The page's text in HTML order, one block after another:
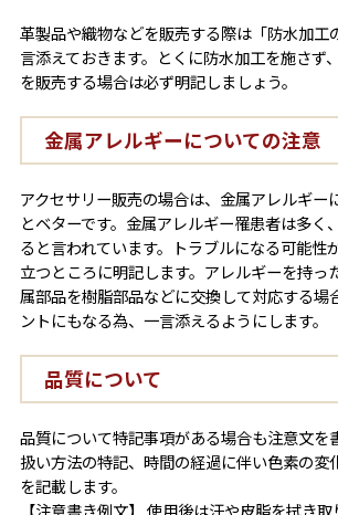
革製品や織物などを販売する際は「防水加工
言添えておきます。とくに防水加工を施さず
を販売する場合は必ず明記しましょう。
金属アレルギーについての注意
アクセサリー販売の場合は、金属アレルギー
とベターです。金属アレルギー罹患者は多く
ると言われています。トラブルになる可能性
立つところに明記します。アレルギーを持っ
属部品を樹脂部品などに交換して対応する場
ントにもなる為、一言添えるようにします。
品質について
品質について特記事項がある場合も注意文を
扱い方法の特記、時間の経過に伴い色素の変
を記載します。
【注意書き例文】 使用後は汗や皮脂を拭き